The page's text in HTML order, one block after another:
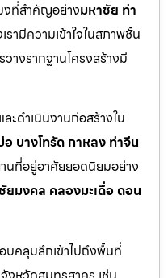
งที่สำคัญอย่างมหาชัย ท่า
รามีความเข้าใจในสภาพชั้น
างรากฐานโครงสร้างมี
ะดำเนินงานก่อสร้างใน
อ บางโทรัด กาหลง ท่าจีน
านที่อยู่อาศัยยอดนิยมอย่าง
ยมงคล คลองมะเดื่อ ดอน
บคลุมลึกเข้าไปถึงพื้นที่